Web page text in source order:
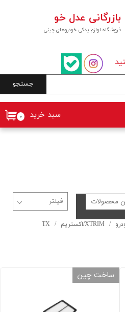
فروشگاه لوازم یدکی خودروهای چینی
بازرگانی عدل خو
جستجو
۰ سبد خرید
XTRIM/اکستریم TX
ساخت چین